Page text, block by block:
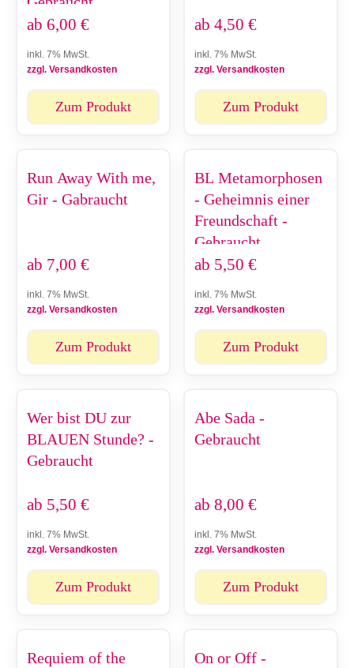
ab 6,00 €
inkl. 7% MwSt.
zzgl. Versandkosten
Zum Produkt
ab 4,50 €
inkl. 7% MwSt.
zzgl. Versandkosten
Zum Produkt
Run Away With me,
Gir - Gabraucht
ab 7,00 €
inkl. 7% MwSt.
zzgl. Versandkosten
Zum Produkt
BL Metamorphosen
- Geheimnis einer
Freundschaft -
Gebraucht
ab 5,50 €
inkl. 7% MwSt.
zzgl. Versandkosten
Zum Produkt
Wer bist DU zur
BLAUEN Stunde? -
Gebraucht
ab 5,50 €
inkl. 7% MwSt.
zzgl. Versandkosten
Zum Produkt
Abe Sada -
Gebraucht
ab 8,00 €
inkl. 7% MwSt.
zzgl. Versandkosten
Zum Produkt
Requiem of the
On or Off -